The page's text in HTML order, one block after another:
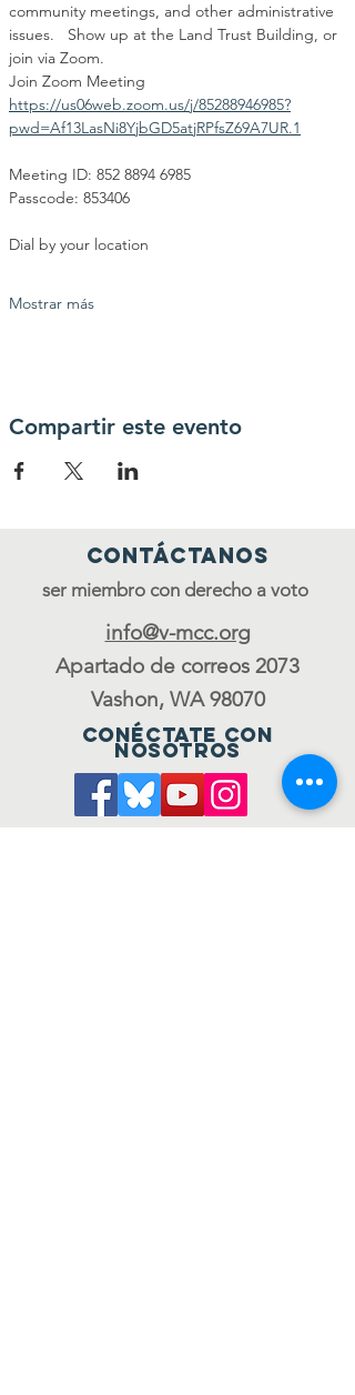
community meetings, and other administrative
issues.   Show up at the Land Trust Building, or
join via Zoom.
Join Zoom Meeting
https://us06web.zoom.us/j/85288946985?
pwd=Af13LasNi8YjbGD5atjRPfsZ69A7UR.1
Meeting ID: 852 8894 6985
Passcode: 853406
Dial by your location
Mostrar más
Compartir este evento
Contáctanos
ser miembro con derecho a voto
info@v-mcc.org
Apartado de correos 2073
Vashon, WA 98070
Conéctate con
nosotros